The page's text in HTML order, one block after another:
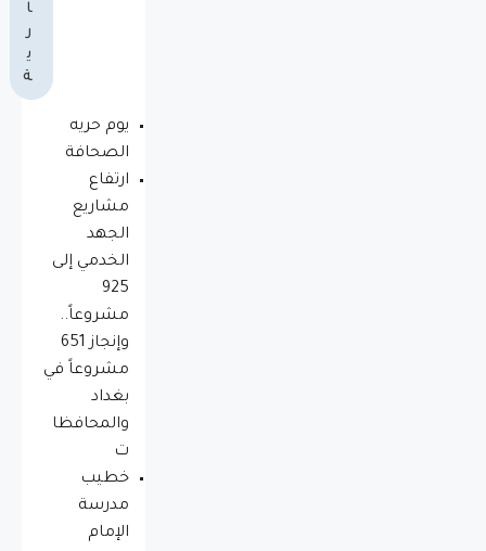
ا
ر
ي
ة
يوم حريه
الصحافة
ارتفاع
مشاريع
الجهد
الخدمي إلى
925
مشروعاً..
وإنجاز 651
مشروعاً في
بغداد
والمحافظا
ت
خطيب
مدرسة
الإمام